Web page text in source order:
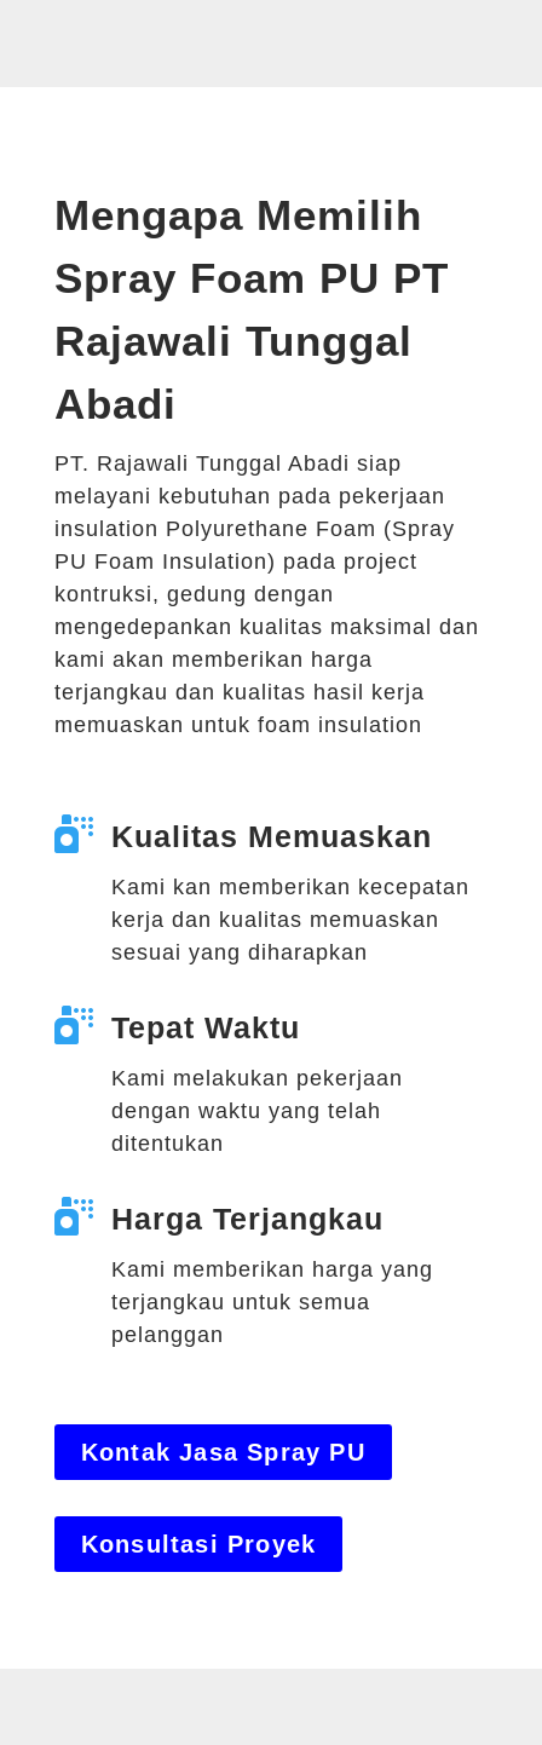
Mengapa Memilih
Spray Foam PU PT
Rajawali Tunggal
Abadi
PT. Rajawali Tunggal Abadi siap
melayani kebutuhan pada pekerjaan
insulation Polyurethane Foam (Spray
PU Foam Insulation) pada project
kontruksi, gedung dengan
mengedepankan kualitas maksimal dan
kami akan memberikan harga
terjangkau dan kualitas hasil kerja
memuaskan untuk foam insulation
 Kualitas Memuaskan
Kami kan memberikan kecepatan
kerja dan kualitas memuaskan
sesuai yang diharapkan
 Tepat Waktu
Kami melakukan pekerjaan
dengan waktu yang telah
ditentukan
 Harga Terjangkau
Kami memberikan harga yang
terjangkau untuk semua
pelanggan
Kontak Jasa Spray PU
Konsultasi Proyek